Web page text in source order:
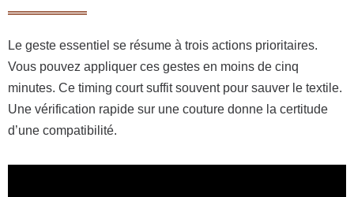
Le geste essentiel se résume à trois actions prioritaires.
Vous pouvez appliquer ces gestes en moins de cinq
minutes. Ce timing court suffit souvent pour sauver le textile.
Une vérification rapide sur une couture donne la certitude
d’une compatibilité.